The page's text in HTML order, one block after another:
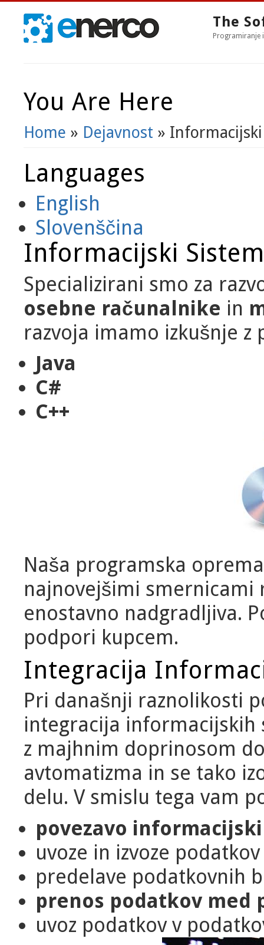
The
Programiranje
You Are Here
Home » Dejavnost »
Languages
English
Slovenščina
Informacijski
Specializirani smo za
osebne računalnike in
razvoja imamo izkušnje z
Java
C#
C++
Naša programska
najnovejšimi smernicami
enostavno nadgradljiva.
podpori kupcem.
Integracija
Pri današnji raznolikosti
integracija informacijskih
z majhnim doprinosom
avtomatizma in se tako
delu. V smislu tega vam
povezavo
uvoze in izvoze
predelave podatkovnih
prenos podatkov med
uvoz podatkov v